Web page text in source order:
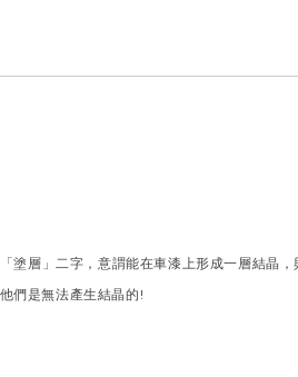
塗層」二字，意謂能在車漆上形成一層結晶
們是無法產生結晶的!